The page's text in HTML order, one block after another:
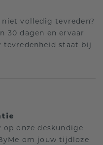
niet volledig tevreden?
30 dagen en ervaar
tevredenheid staat bij
onze deskundige
om jouw tijdloze